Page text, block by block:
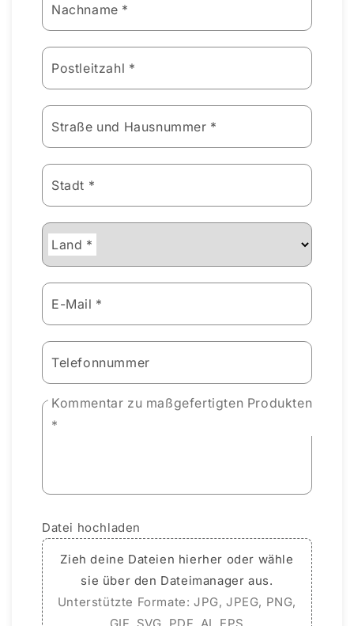
Nachname *
Postleitzahl *
Straße und Hausnummer *
Stadt *
Land *
E-Mail *
Telefonnummer
Kommentar zu maßgefertigten Produkten
*
Datei hochladen
Zieh deine Dateien hierher oder wähle
sie über den Dateimanager aus.
Unterstützte Formate: JPG, JPEG, PNG,
GIF, SVG, PDF, AI, EPS